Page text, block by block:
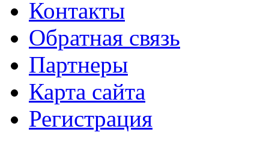
Контакты
Обратная связь
Партнеры
Карта сайта
Регистрация